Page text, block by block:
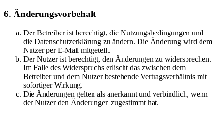
6. Änderungsvorbehalt
Der Betreiber ist berechtigt, die Nutzungsbedingungen und
die Datenschutzerklärung zu ändern. Die Änderung wird dem
Nutzer per E-Mail mitgeteilt.
Der Nutzer ist berechtigt, den Änderungen zu widersprechen.
Im Falle des Widerspruchs erlischt das zwischen dem
Betreiber und dem Nutzer bestehende Vertragsverhältnis mit
sofortiger Wirkung.
Die Änderungen gelten als anerkannt und verbindlich, wenn
der Nutzer den Änderungen zugestimmt hat.